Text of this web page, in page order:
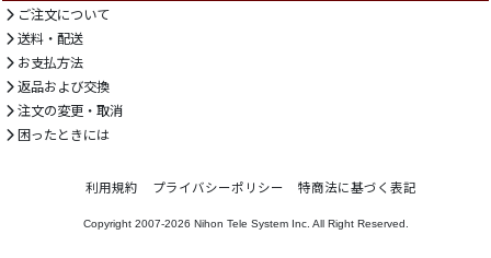
ご注文について
送料・配送
お支払方法
返品および交換
注文の変更・取消
困ったときには
利用規約 プライバシーポリシー 特商法に基づく表記
Copyright 2007-2026 Nihon Tele System Inc. All Right Reserved.